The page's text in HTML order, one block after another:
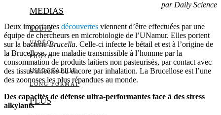
MEDIAS
AUDIO
VIDÉO
PHOTO
INFOGRAPHIE
LONG FORMAT
PLUS
par Daily Science
Deux importantes découvertes viennent d’être effectuées par une
équipe de chercheurs en microbiologie de l’UNamur. Elles portent
sur la bactérieBrucella. Celle-ci infecte le bétail et est à l’origine de
la Brucellose, une maladie transmissible à l’homme par la
consommation de produits laitiers non pasteurisés, par contact avec
des tissus infectés ou encore par inhalation. La Brucellose est l’une
des zoonoses les plus répandues au monde.
Des capacités de défense ultra-performantes face à des stress
alkylants